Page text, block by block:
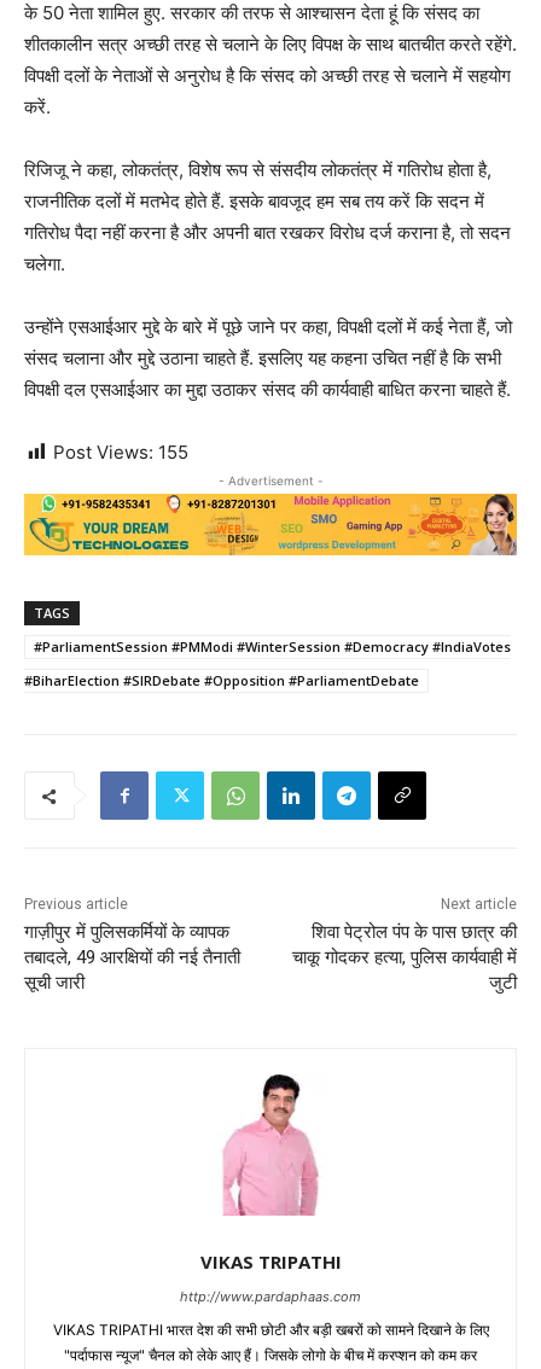
के 50 नेता शामिल हुए. सरकार की तरफ से आश्चासन देता हूं कि संसद का
शीतकालीन सत्र अच्छी तरह से चलाने के लिए विपक्ष के साथ बातचीत करते रहेंगे.
विपक्षी दलों के नेताओं से अनुरोध है कि संसद को अच्छी तरह से चलाने में सहयोग
करें.
रिजिजू ने कहा, लोकतंत्र, विशेष रूप से संसदीय लोकतंत्र में गतिरोध होता है,
राजनीतिक दलों में मतभेद होते हैं. इसके बावजूद हम सब तय करें कि सदन में
गतिरोध पैदा नहीं करना है और अपनी बात रखकर विरोध दर्ज कराना है, तो सदन
चलेगा.
उन्होंने एसआईआर मुद्दे के बारे में पूछे जाने पर कहा, विपक्षी दलों में कई नेता हैं, जो
संसद चलाना और मुद्दे उठाना चाहते हैं. इसलिए यह कहना उचित नहीं है कि सभी
विपक्षी दल एसआईआर का मुद्दा उठाकर संसद की कार्यवाही बाधित करना चाहते हैं.
Post Views: 155
- Advertisement -
TAGS
#ParliamentSession #PMModi #WinterSession #Democracy #IndiaVotes
#BiharElection #SIRDebate #Opposition #ParliamentDebate
Previous article
गाज़ीपुर में पुलिसकर्मियों के व्यापक
तबादले, 49 आरक्षियों की नई तैनाती
सूची जारी
Next article
शिवा पेट्रोल पंप के पास छात्र की
चाकू गोदकर हत्या, पुलिस कार्यवाही में
जुटी
VIKAS TRIPATHI
http://www.pardaphaas.com
VIKAS TRIPATHI भारत देश की सभी छोटी और बड़ी खबरों को सामने दिखाने के लिए
"पर्दाफास न्यूज" चैनल को लेके आए हैं। जिसके लोगो के बीच में करप्शन को कम कर